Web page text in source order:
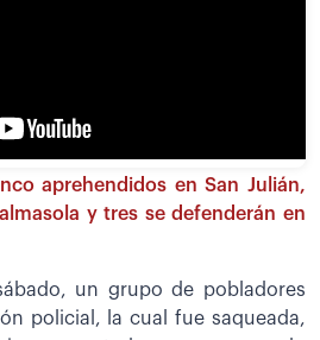
aprehendidos en San Julián,
y tres se defenderán en
un grupo de pobladores
policial, la cual fue saqueada,